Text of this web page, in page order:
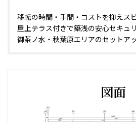
移転の時間・手間・コストを抑えス
屋上テラス付きで築浅の安心セキュリ
御茶ノ水・秋葉原エリアのセットア
図面